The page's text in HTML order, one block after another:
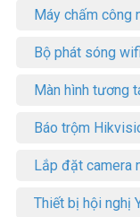
Máy chấm công
Bộ phát sóng
Màn hình tương
Báo trộm
Lắp đặt camera
Thiết bị hội nghị